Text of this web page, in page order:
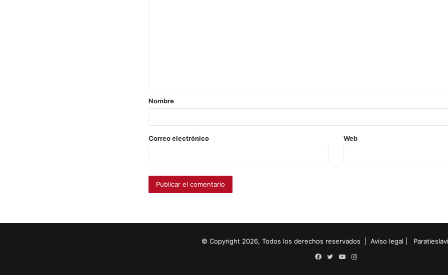
Nombre
Correo electrónico Web
© Copyright 2026, Todos los derechos reservados | Aviso legal
Facebook
TwitterYouTubeInstagram